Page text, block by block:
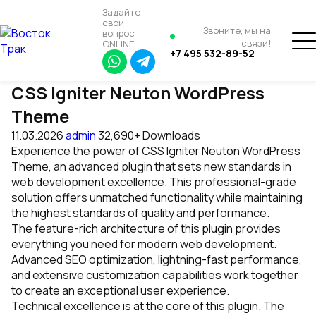
Задайте
свой
вопрос
ONLINE
Звоните, мы на
связи!
+7 495 532-89-52
CSS Igniter Neuton WordPress
Theme
11.03.2026admin32,690+ Downloads
Experience the power of CSS Igniter Neuton WordPress
Theme, an advanced plugin that sets new standards in
web development excellence. This professional-grade
solution offers unmatched functionality while maintaining
the highest standards of quality and performance.
The feature-rich architecture of this plugin provides
everything you need for modern web development.
Advanced SEO optimization, lightning-fast performance,
and extensive customization capabilities work together
to create an exceptional user experience.
Technical excellence is at the core of this plugin. The